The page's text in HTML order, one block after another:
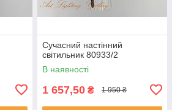
Сучасний настінний
світильник 80933/2
В наявності
1 657,50 ₴ 1 950 ₴